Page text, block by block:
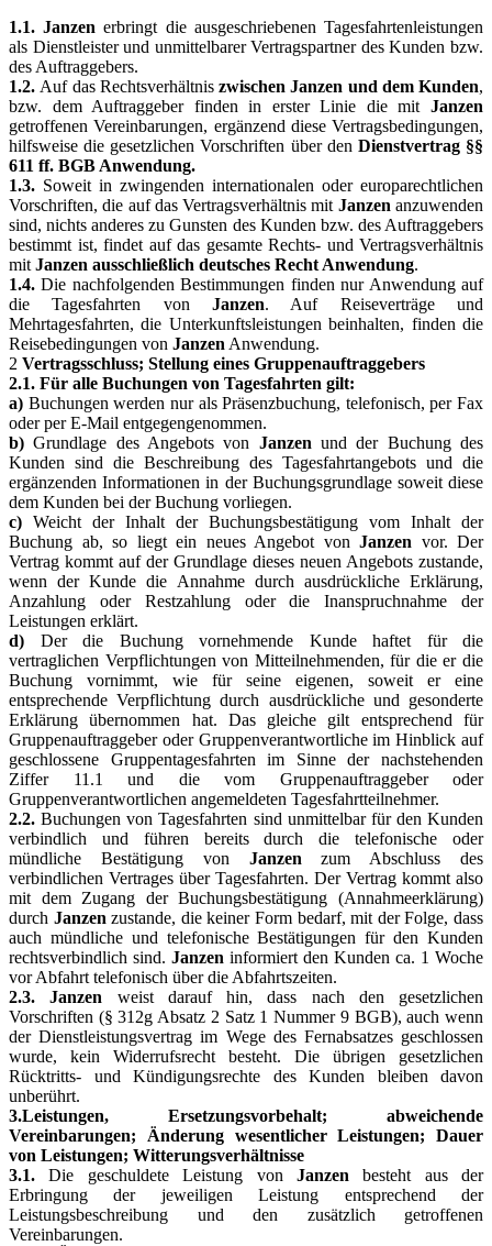
1.1.Janzen erbringt die ausgeschriebenen Tagesfahrtenleistungen
als Dienstleister und unmittelbarer Vertragspartner des Kunden bzw.
des Auftraggebers.
1.2. Auf das Rechtsverhältnis zwischen Janzen und dem Kunden,
bzw. dem Auftraggeber finden in erster Linie die mit Janzen
getroffenen Vereinbarungen, ergänzend diese Vertragsbedingungen,
hilfsweise die gesetzlichen Vorschriften über den Dienstvertrag §§
611 ff. BGB Anwendung.
1.3. Soweit in zwingenden internationalen oder europarechtlichen
Vorschriften, die auf das Vertragsverhältnis mit Janzen anzuwenden
sind, nichts anderes zu Gunsten des Kunden bzw. des Auftraggebers
bestimmt ist, findet auf das gesamte Rechts- und Vertragsverhältnis
mit Janzen ausschließlich deutsches Recht Anwendung.
1.4.Die nachfolgenden Bestimmungen finden nur Anwendung auf
die Tagesfahrten von Janzen. Auf Reiseverträge und
Mehrtagesfahrten, die Unterkunftsleistungen beinhalten, finden die
Reisebedingungen von Janzen Anwendung.
2 Vertragsschluss; Stellung eines Gruppenauftraggebers
2.1. Für alle Buchungen von Tagesfahrten gilt:
a) Buchungen werden nur als Präsenzbuchung, telefonisch, per Fax
oder per E-Mail entgegengenommen.
b)Grundlage des Angebots von Janzen und der Buchung des
Kunden sind die Beschreibung des Tagesfahrtangebots und die
ergänzenden Informationen in der Buchungsgrundlage soweit diese
dem Kunden bei der Buchung vorliegen.
c) Weicht der Inhalt der Buchungsbestätigung vom Inhalt der
Buchung ab, so liegt ein neues Angebot von Janzen vor. Der
Vertrag kommt auf der Grundlage dieses neuen Angebots zustande,
wenn der Kunde die Annahme durch ausdrückliche Erklärung,
Anzahlung oder Restzahlung oder die Inanspruchnahme der
Leistungen erklärt.
d) Der die Buchung vornehmende Kunde haftet für die
vertraglichen Verpflichtungen von Mitteilnehmenden, für die er die
Buchung vornimmt, wie für seine eigenen, soweit er eine
entsprechende Verpflichtung durch ausdrückliche und gesonderte
Erklärung übernommen hat. Das gleiche gilt entsprechend für
Gruppenauftraggeber oder Gruppenverantwortliche im Hinblick auf
geschlossene Gruppentagesfahrten im Sinne der nachstehenden
Ziffer 11.1 und die vom Gruppenauftraggeber oder
Gruppenverantwortlichen angemeldeten Tagesfahrtteilnehmer.
2.2.Buchungen von Tagesfahrten sind unmittelbar für den Kunden
verbindlich und führen bereits durch die telefonische oder
mündliche Bestätigung von Janzen zum Abschluss des
verbindlichen Vertrages über Tagesfahrten. Der Vertrag kommt also
mit dem Zugang der Buchungsbestätigung (Annahmeerklärung)
durch Janzen zustande, die keiner Form bedarf, mit der Folge, dass
auch mündliche und telefonische Bestätigungen für den Kunden
rechtsverbindlich sind. Janzen informiert den Kunden ca. 1 Woche
vor Abfahrt telefonisch über die Abfahrtszeiten.
2.3. Janzen weist darauf hin, dass nach den gesetzlichen
Vorschriften (§ 312g Absatz 2 Satz 1 Nummer 9 BGB), auch wenn
der Dienstleistungsvertrag im Wege des Fernabsatzes geschlossen
wurde, kein Widerrufsrecht besteht. Die übrigen gesetzlichen
Rücktritts- und Kündigungsrechte des Kunden bleiben davon
unberührt.
3.Leistungen, Ersetzungsvorbehalt; abweichende
Vereinbarungen; Änderung wesentlicher Leistungen; Dauer
von Leistungen; Witterungsverhältnisse
3.1.Die geschuldete Leistung von Janzen besteht aus der
Erbringung der jeweiligen Leistung entsprechend der
Leistungsbeschreibung und den zusätzlich getroffenen
Vereinbarungen.